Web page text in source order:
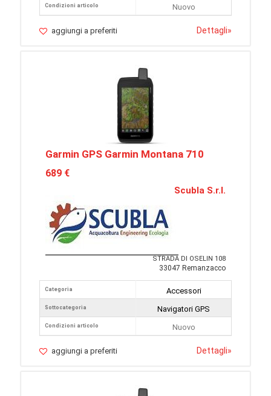
Condizioni articolo
Nuovo
aggiungi a preferiti Dettagli»
Garmin GPS Garmin Montana 710
689 €
Scubla S.r.l.
STRADA DI OSELIN 108
33047 Remanzacco
Categoria
Sottocategoria
Condizioni articolo
Accessori
Navigatori GPS
Nuovo
aggiungi a preferiti Dettagli»